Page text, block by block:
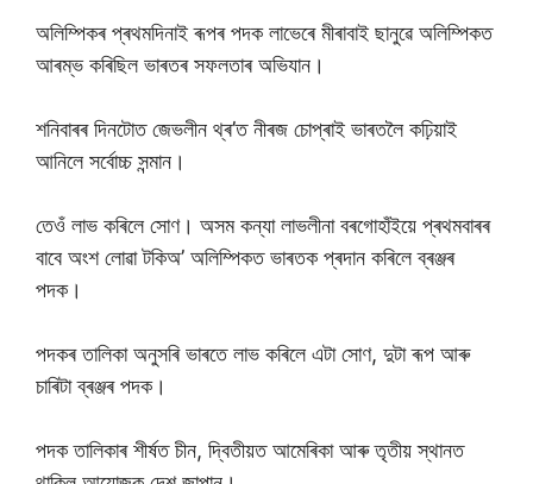
অলিম্পিকৰ প্ৰথমদিনাই ৰূপৰ পদক লাভেৰে মীৰাবাই ছানুৱে অলিম্পিকত
আৰম্ভ কৰিছিল ভাৰতৰ সফলতাৰ অভিযান।
শনিবাৰৰ দিনটোত জেভলীন থ্ৰ’ত নীৰজ চোপ্ৰাই ভাৰতলৈ কঢ়িয়াই
আনিলে সৰ্বোচ্চ সন্মান।
তেওঁ লাভ কৰিলে সোণ। অসম কন্যা লাভলীনা বৰগোহাঁইয়ে প্ৰথমবাৰৰ
বাবে অংশ লোৱা টকিঅ’ অলিম্পিকত ভাৰতক প্ৰদান কৰিলে ব্ৰঞ্জৰ
পদক।
পদকৰ তালিকা অনুসৰি ভাৰতে লাভ কৰিলে এটা সোণ, দুটা ৰূপ আৰু
চাৰিটা ব্ৰঞ্জৰ পদক।
পদক তালিকাৰ শীৰ্ষত চীন, দ্বিতীয়ত আমেৰিকা আৰু তৃতীয় স্থানত